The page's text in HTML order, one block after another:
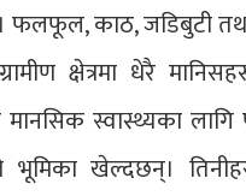
फलफूल, काठ, जडिबुटी
क्षेत्रमा धेरै
मानसिक स्वास्थ्यका
भूमिका खेल्दछन्।